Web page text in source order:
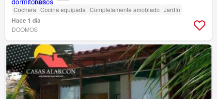
Cochera Cocina equipada Completamente amoblado Jardín
Hace 1 día
DOOMOS